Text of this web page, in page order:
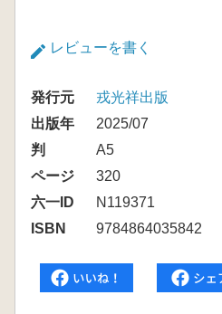
レビューを書く
発行元
戎光祥出版
出版年
2025/07
判
A5
ページ
320
六一ID
N119371
ISBN
9784864035842